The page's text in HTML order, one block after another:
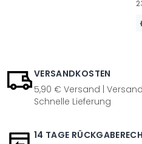
VERSANDKOSTEN
5,90 € Versand |
Schnelle Lieferung
14 TAGE